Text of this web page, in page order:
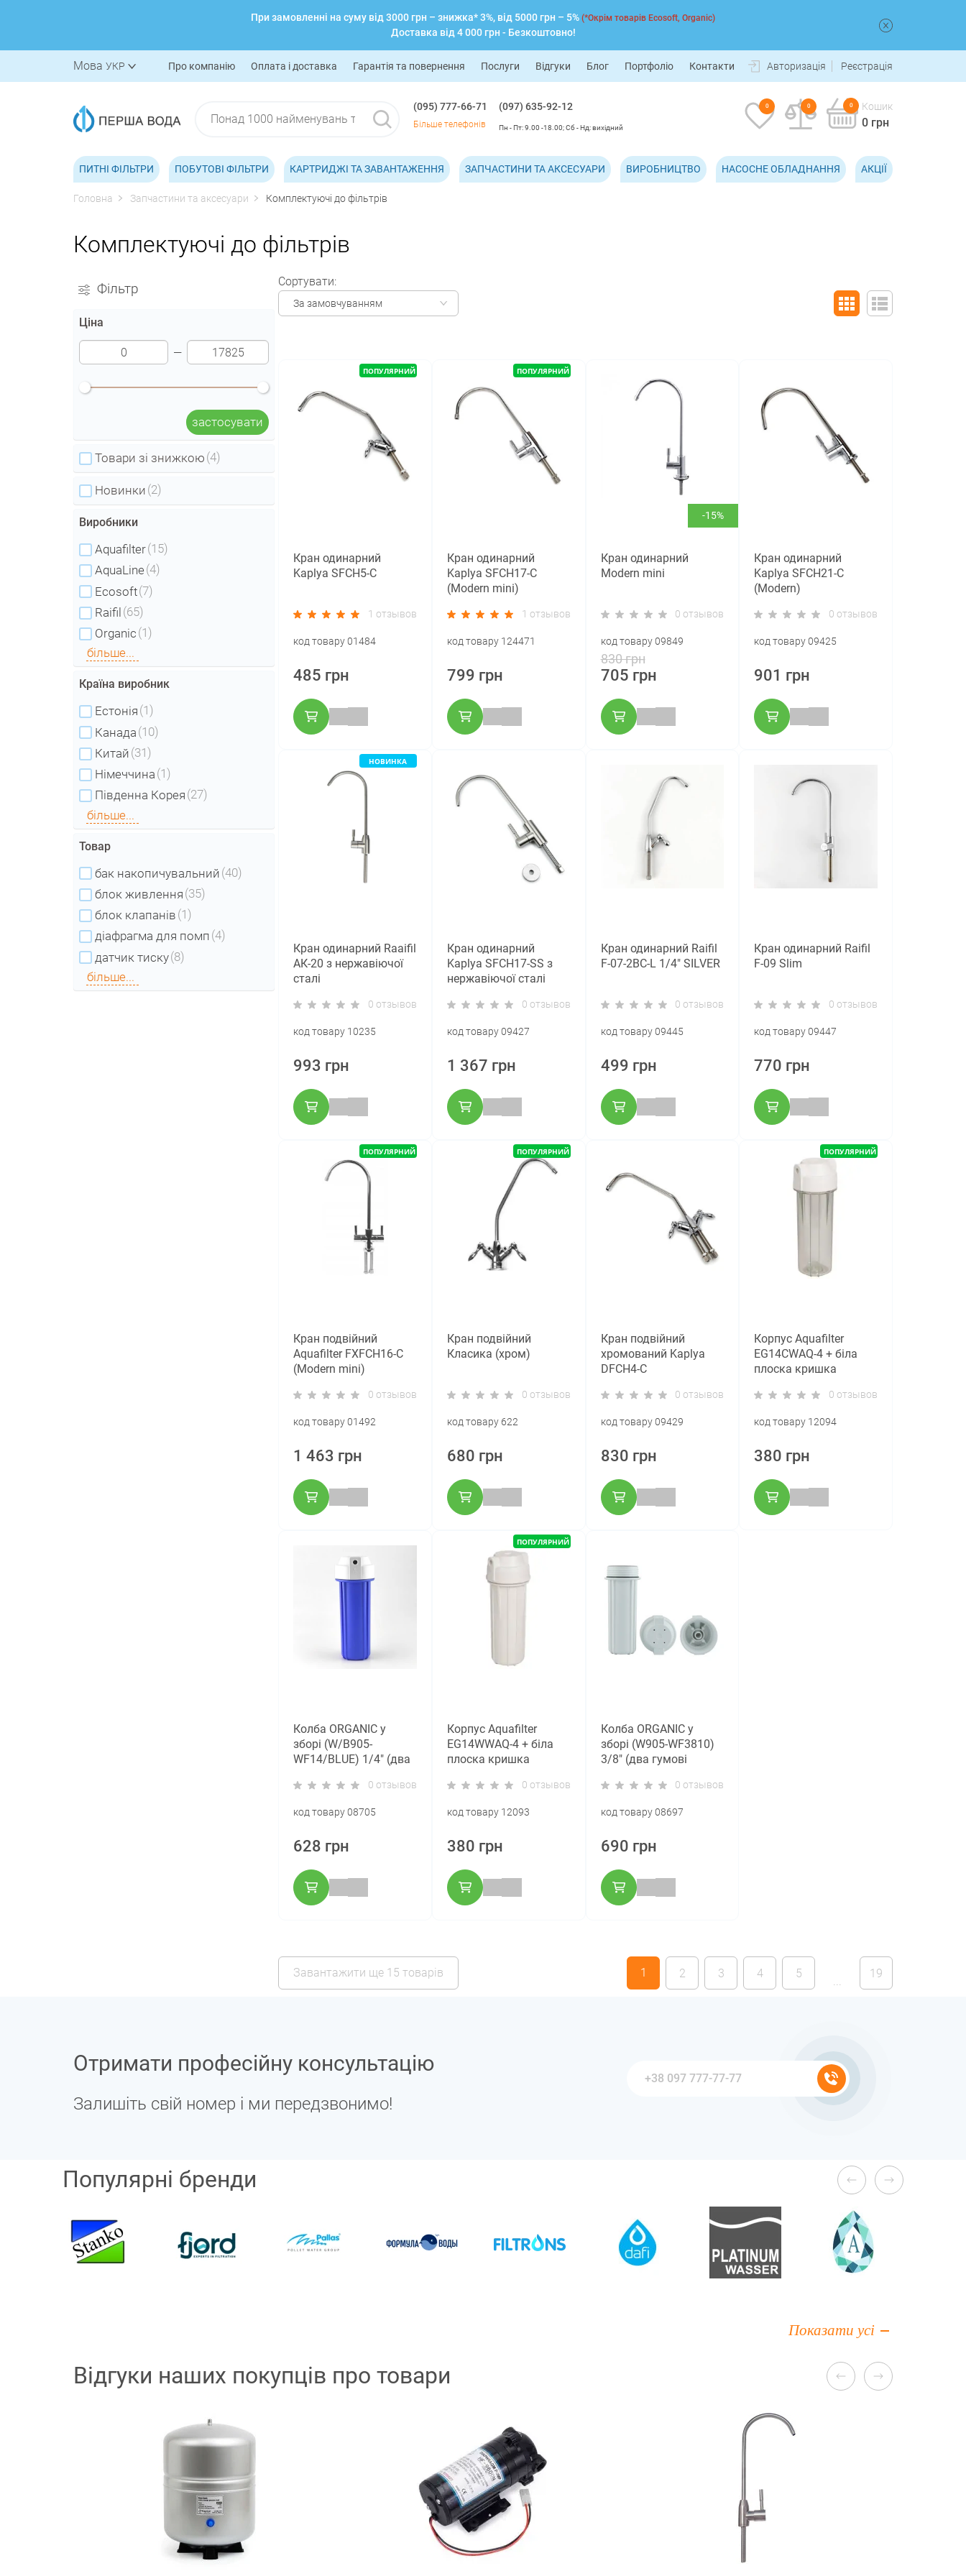
При замовленні на суму від 3000 грн – знижка* 3%, від 5000 грн – 5% (*Окрім товарів Ecosoft, Organic)
Доставка від 4 000 грн - Безкоштовно!
Мова УКР Про компанію Оплата і доставка Гарантія та повернення Послуги Відгуки Блог Портфоліо Контакти Авторизація Реєстрація
(095) 777-66-71
Більше телефонів
(097) 635-92-12
Пн - Пт: 9.00 -18.00; Сб - Нд: вихідний
0 0 0 Кошик
0 грн
ПИТНІ ФІЛЬТРИ ПОБУТОВІ ФІЛЬТРИ КАРТРИДЖІ ТА ЗАВАНТАЖЕННЯ ЗАПЧАСТИНИ ТА АКСЕСУАРИ ВИРОБНИЦТВО НАСОСНЕ ОБЛАДНАННЯ АКЦІЇ
Головна Запчастини та аксесуари Комплектуючі до фільтрів
Комплектуючі до фільтрів
Фільтр
Ціна
застосувати
Товари зі знижкою (4)
Новинки (2)
Виробники
Aquafilter(15)
AquaLine(4)
Ecosoft(7)
Raifil (65)
Organic (1)
більше...
Країна виробник
Естонія (1)
Канада (10)
Китай (31)
Німеччина (1)
Південна Корея (27)
більше...
Товар
бак накопичувальний (40)
блок живлення (35)
блок клапанів (1)
діафрагма для помп (4)
датчик тиску(8)
більше...
Сортувати:
За замовчуванням
ПОПУЛЯРНИЙ
Кран одинарний
Kaplya SFCH5-C
1 отзывов
код товару 01484
485 грн
ПОПУЛЯРНИЙ
Кран одинарний
Kaplya SFCH17-C
(Modern mini)
1 отзывов
код товару 124471
799 грн
-15%
Кран одинарний
Modern mini
0 отзывов
код товару 09849
830 грн
705 грн
Кран одинарний
Kaplya SFCH21-C
(Modern)
0 отзывов
код товару 09425
901 грн
НОВИНКА
Кран одинарний Raaifil
АК-20 з нержавіючої
сталі
0 отзывов
код товару 10235
993 грн
Кран одинарний
Kaplya SFCH17-SS з
нержавіючої сталі
0 отзывов
код товару 09427
1 367 грн
Кран одинарний Raifil
F-07-2BC-L 1/4" SILVER
0 отзывов
код товару 09445
499 грн
Кран одинарний Raifil
F-09 Slim
0 отзывов
код товару 09447
770 грн
ПОПУЛЯРНИЙ
Кран подвійний
Aquafilter FXFCH16-C
(Modern mini)
0 отзывов
код товару 01492
1 463 грн
ПОПУЛЯРНИЙ
Кран подвійний
Класика (хром)
0 отзывов
код товару 622
680 грн
Кран подвійний
хромований Kaplya
DFCH4-C
0 отзывов
код товару 09429
830 грн
ПОПУЛЯРНИЙ
Корпус Aquafilter
EG14CWAQ-4 + біла
плоска кришка
0 отзывов
код товару 12094
380 грн
Колба ORGANIC у
зборі (W/B905-
WF14/BLUE) 1/4" (два
0 отзывов
код товару 08705
628 грн
ПОПУЛЯРНИЙ
Корпус Aquafilter
EG14WWAQ-4 + біла
плоска кришка
0 отзывов
код товару 12093
380 грн
Колба ORGANIC у
зборі (W905-WF3810)
3/8" (два гумові
0 отзывов
код товару 08697
690 грн
Завантажити ще 15 товарів 1 2 3 4 5
...
19
Отримати професійну консультацію
Залишіть свій номер і ми передзвонимо!
Популярні бренди
Показати усі
Відгуки наших покупців про товари